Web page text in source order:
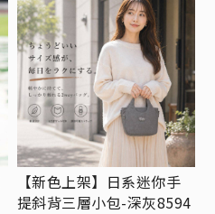
【新色上架】日系迷你手
提斜背三層小包-深灰8594